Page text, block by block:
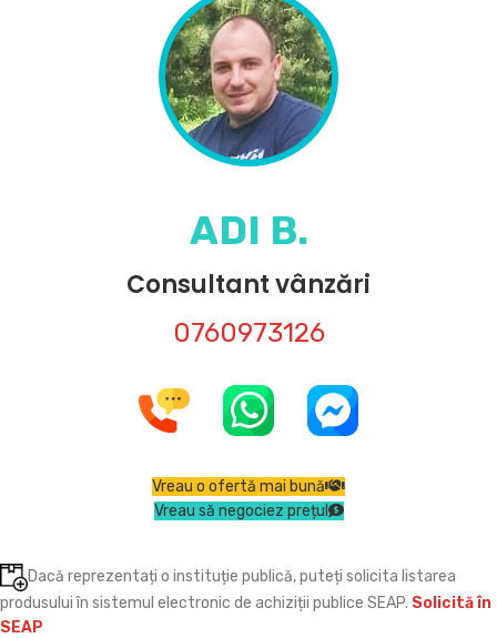
ADI B.
Consultant vânzări
0760973126
Vreau o ofertă mai bună
Vreau să negociez prețul
Dacă reprezentați o instituție publică, puteți solicita listarea
produsului în sistemul electronic de achiziții publice SEAP. Solicită în
SEAP